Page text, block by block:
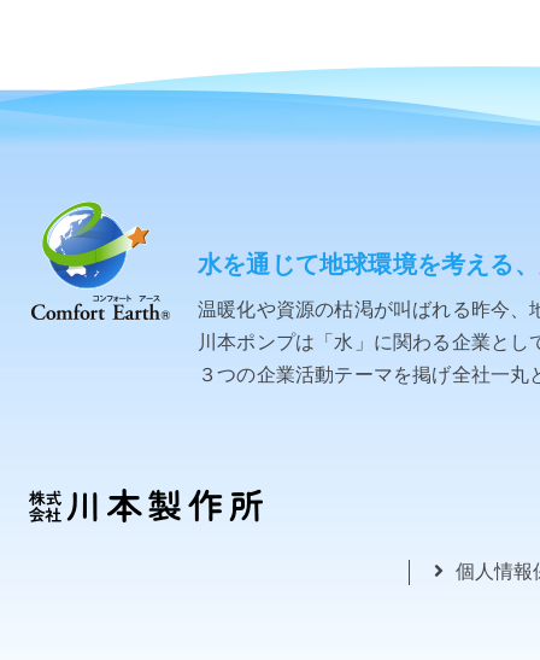
水を通じて地球環境を考える
温暖化や資源の枯渇が叫ばれる昨今
川本ポンプは「水」に関わる企業と
３つの企業活動テーマを掲げ全社一
個人情報